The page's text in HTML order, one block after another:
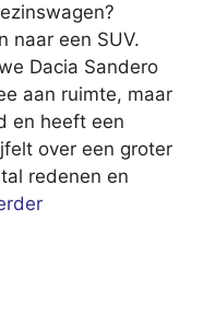
naar een SUV.
Dacia Sandero
aan ruimte, maar
en heeft een
over een groter
redenen en